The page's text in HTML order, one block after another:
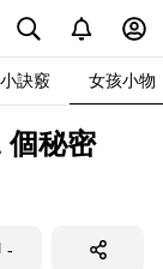
訣竅 女孩小物
個秘密
-